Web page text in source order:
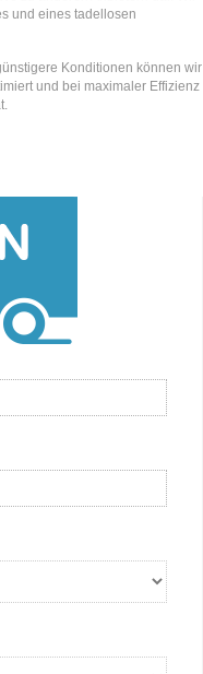
und eines tadellosen
Konditionen können wir
und bei maximaler Effizienz